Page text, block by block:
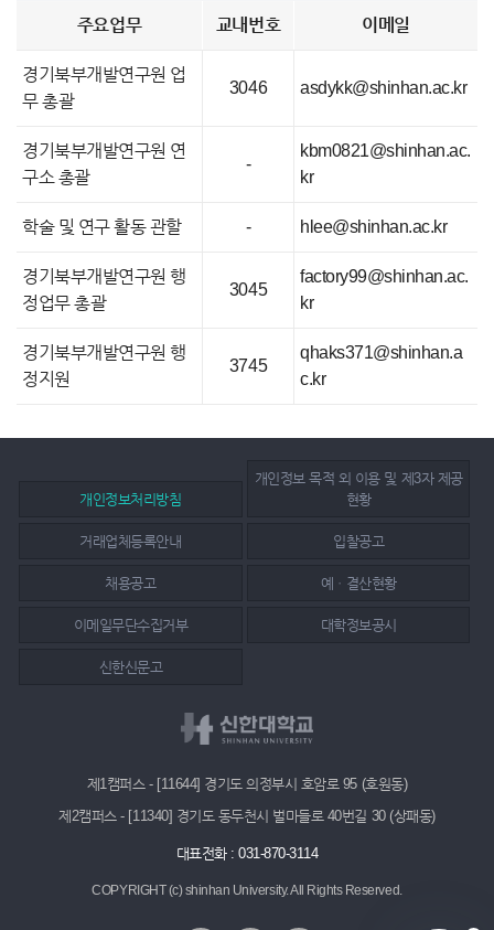
주요업무 교내번호 이메일
경기북부개발연구원 업
무 총괄
3046 asdykk@shinhan.ac.kr
경기북부개발연구원 연
구소 총괄
-
kbm0821@shinhan.ac.
kr
학술 및 연구 활동 관할 - hlee@shinhan.ac.kr
경기북부개발연구원 행
정업무 총괄
3045
factory99@shinhan.ac.
kr
경기북부개발연구원 행
정지원
3745
qhaks371@shinhan.a
c.kr
개인정보처리방침
개인정보 목적 외 이용 및 제3자 제공
현황
거래업체등록안내 입찰공고
채용공고 예ㆍ결산현황
이메일무단수집거부 대학정보공시
신한신문고
제1캠퍼스 - [11644] 경기도 의정부시 호암로 95 (호원동)
제2캠퍼스 - [11340] 경기도 동두천시 벌마들로 40번길 30 (상패동)
대표전화 : 031-870-3114
COPYRIGHT (c) shinhan University.All Rights Reserved.